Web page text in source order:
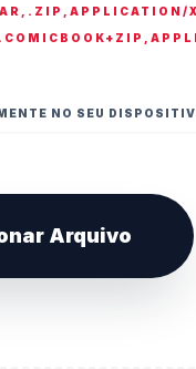
NO SEU
Arquivo